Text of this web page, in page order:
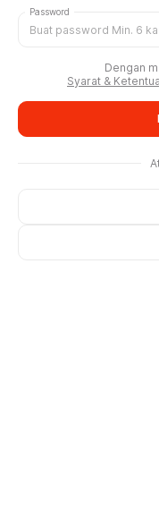
Password
Dengan
Syarat &